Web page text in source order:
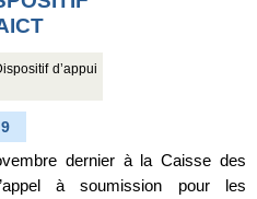
d’appui
dernier à la Caisse des
à soumission pour les